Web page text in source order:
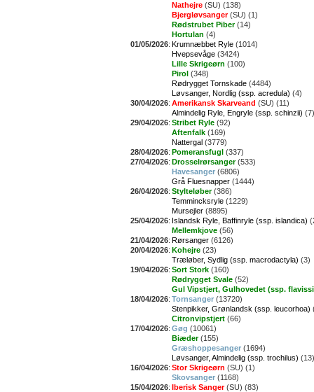
Nathejre (SU) (138)
Bjergløvsanger(SU) (1)
Rødstrubet Piber(14)
Hortulan (4)
01/05/2026: Krumnæbbet Ryle (1014)
Hvepsevåge (3424)
Lille Skrigeørn (100)
Pirol (348)
Rødrygget Tornskade (4484)
Løvsanger, Nordlig (ssp. acredula) (4)
30/04/2026: Amerikansk Skarveand (SU) (11)
Almindelig Ryle, Engryle (ssp. schinzii) (7)
29/04/2026: Stribet Ryle (92)
Aftenfalk (169)
Nattergal (3779)
28/04/2026: Pomeransfugl (337)
27/04/2026: Drosselrørsanger(533)
Havesanger (6806)
Grå Fluesnapper (1444)
26/04/2026: Stylteløber(386)
Temmincksryle (1229)
Mursejler (8895)
25/04/2026: Islandsk Ryle, Baffinryle (ssp. islandica)
Mellemkjove (56)
21/04/2026: Rørsanger (6126)
20/04/2026: Kohejre (23)
Træløber, Sydlig (ssp. macrodactyla) (3)
19/04/2026: Sort Stork (160)
Rødrygget Svale (52)
Gul Vipstjert, Gulhovedet (ssp.
18/04/2026: Tornsanger (13720)
Stenpikker, Grønlandsk (ssp. leucorhoa)
Citronvipstjert (66)
17/04/2026: Gøg (10061)
Biæder(155)
Græshoppesanger (1694)
Løvsanger, Almindelig (ssp. trochilus) (13)
16/04/2026: Stor Skrigeørn (SU) (1)
Skovsanger (1168)
15/04/2026: Iberisk Sanger(SU) (83)